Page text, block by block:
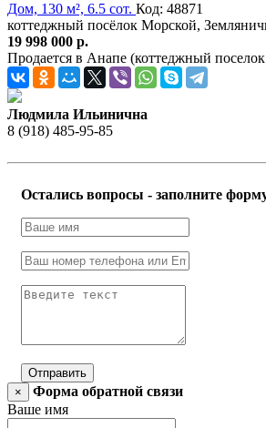
Дом, 130 м², 6.5 сот. Код: 48871
коттеджный посёлок Морской,
19 998 000 р.
Продается в Анапе (коттеджный
Людмила Ильинична
8 (918) 485-95-85
Остались вопросы - заполните
Отправить
×
Форма обратной связи
Ваше имя